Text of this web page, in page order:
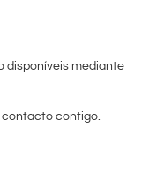
disponíveis mediante
contigo.